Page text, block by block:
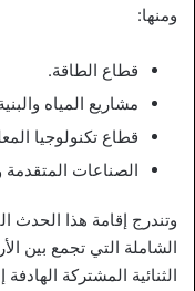
ومنها:
قطاع الطاقة.
مشاريع المياه
قطاع تكنولوجيا
الصناعات المتقدمة
وتندرج إقامة هذا الحدث
الشاملة التي تجمع بين
الثنائية المشتركة